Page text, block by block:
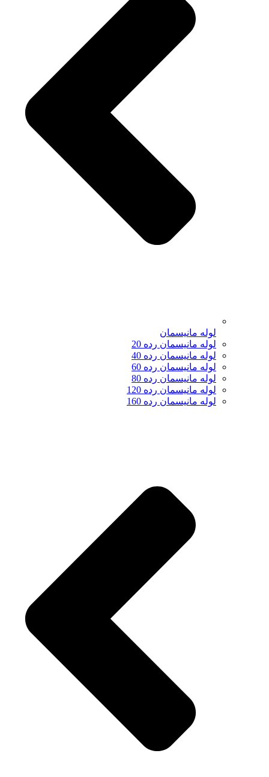
لوله مانیسمان
لوله مانیسمان رده 20
لوله مانیسمان رده 40
لوله مانیسمان رده 60
لوله مانیسمان رده 80
لوله مانیسمان رده 120
لوله مانیسمان رده 160